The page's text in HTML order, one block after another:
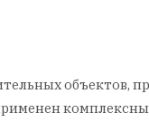
объектов,